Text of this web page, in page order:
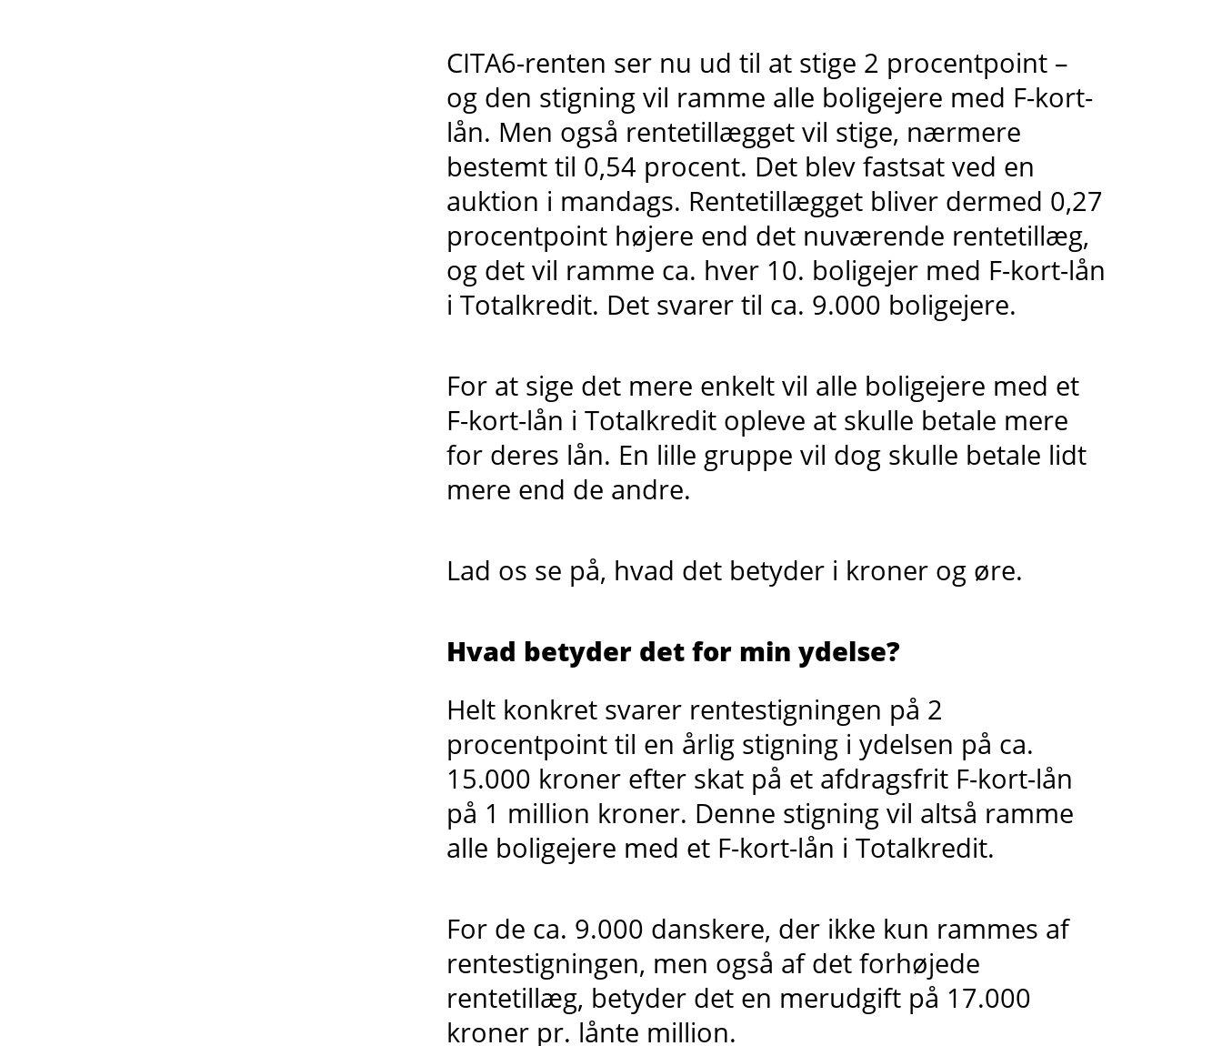
CITA6-renten ser nu ud til at stige 2 procentpoint –
og den stigning vil ramme alle boligejere med F-kort-
lån. Men også rentetillægget vil stige, nærmere
bestemt til 0,54 procent. Det blev fastsat ved en
auktion i mandags. Rentetillægget bliver dermed 0,27
procentpoint højere end det nuværende rentetillæg,
og det vil ramme ca. hver 10. boligejer med F-kort-lån
i Totalkredit. Det svarer til ca. 9.000 boligejere.
For at sige det mere enkelt vil alle boligejere med et
F-kort-lån i Totalkredit opleve at skulle betale mere
for deres lån. En lille gruppe vil dog skulle betale lidt
mere end de andre.
Lad os se på, hvad det betyder i kroner og øre.
Hvad betyder det for min ydelse?
Helt konkret svarer rentestigningen på 2
procentpoint til en årlig stigning i ydelsen på ca.
15.000 kroner efter skat på et afdragsfrit F-kort-lån
på 1 million kroner. Denne stigning vil altså ramme
alle boligejere med et F-kort-lån i Totalkredit.
For de ca. 9.000 danskere, der ikke kun rammes af
rentestigningen, men også af det forhøjede
rentetillæg, betyder det en merudgift på 17.000
kroner pr. lånte million.